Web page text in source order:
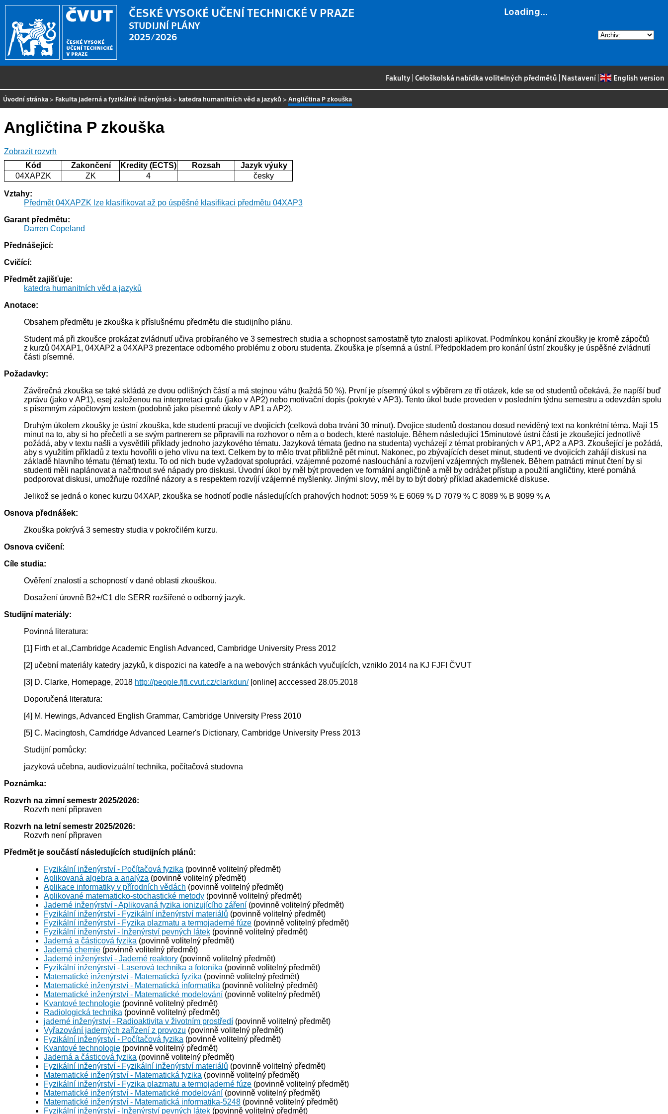
Loading...
ČESKÉ VYSOKÉ UČENÍ TECHNICKÉ V PRAZE
STUDIJNÍ PLÁNY
2025/2026
Fakulty |Celoškolská nabídka volitelných předmětů Nastavení| English version
Úvodní stránka > Fakulta jaderná a fyzikálně inženýrská > katedra humanitních věd a jazyků > Angličtina P zkouška
Angličtina P zkouška
Zobrazit rozvrh
Kód
Zakončení Kredity (ECTS) Rozsah
Jazyk výuky
04XAPZK
ZK 4 česky
Vztahy:
Předmět 04XAPZK lze klasifikovat až po úspěšné klasifikaci předmětu 04XAP3
Garant předmětu:
Darren Copeland
Přednášející:
Cvičící:
Předmět zajišťuje:
katedra humanitních věd a jazyků
Anotace:
Obsahem předmětu je zkouška k příslušnému předmětu dle studijního plánu.
Student má při zkoušce prokázat zvládnutí učiva probíraného ve 3 semestrech studia a schopnost samostatně tyto znalosti aplikovat. Podmínkou konání zkoušky je kromě zápočtů
z kurzů 04XAP1, 04XAP2 a 04XAP3 prezentace odborného problému z oboru studenta. Zkouška je písemná a ústní. Předpokladem pro konání ústní zkoušky je úspěšné zvládnutí
části písemné.
Požadavky:
Závěrečná zkouška se také skládá ze dvou odlišných částí a má stejnou váhu (každá 50 %). První je písemný úkol s výběrem ze tří otázek, kde se od studentů očekává, že napíší buď
zprávu (jako v AP1), esej založenou na interpretaci grafu (jako v AP2) nebo motivační dopis (pokryté v AP3). Tento úkol bude proveden v posledním týdnu semestru a odevzdán spolu
s písemným zápočtovým testem (podobně jako písemné úkoly v AP1 a AP2).
Druhým úkolem zkoušky je ústní zkouška, kde studenti pracují ve dvojicích (celková doba trvání 30 minut). Dvojice studentů dostanou dosud neviděný text na konkrétní téma. Mají 15
minut na to, aby si ho přečetli a se svým partnerem se připravili na rozhovor o něm a o bodech, které nastoluje. Během následující 15minutové ústní části je zkoušející jednotlivě
požádá, aby v textu našli a vysvětlili příklady jednoho jazykového tématu. Jazyková témata (jedno na studenta) vycházejí z témat probíraných v AP1, AP2 a AP3. Zkoušející je požádá,
aby s využitím příkladů z textu hovořili o jeho vlivu na text. Celkem by to mělo trvat přibližně pět minut. Nakonec, po zbývajících deset minut, studenti ve dvojicích zahájí diskusi na
základě hlavního tématu (témat) textu. To od nich bude vyžadovat spolupráci, vzájemné pozorné naslouchání a rozvíjení vzájemných myšlenek. Během patnácti minut čtení by si
studenti měli naplánovat a načrtnout své nápady pro diskusi. Úvodní úkol by měl být proveden ve formální angličtině a měl by odrážet přístup a použití angličtiny, které pomáhá
podporovat diskusi, umožňuje rozdílné názory a s respektem rozvíjí vzájemné myšlenky. Jinými slovy, měl by to být dobrý příklad akademické diskuse.
Jelikož se jedná o konec kurzu 04XAP, zkouška se hodnotí podle následujících prahových hodnot: 5059 % E 6069 % D 7079 % C 8089 % B 9099 % A
Osnova přednášek:
Zkouška pokrývá 3 semestry studia v pokročilém kurzu.
Osnova cvičení:
Cíle studia:
Ověření znalostí a schopností v dané oblasti zkouškou.
Dosažení úrovně B2+/C1 dle SERR rozšířené o odborný jazyk.
Studijní materiály:
Povinná literatura:
[1] Firth et al.,Cambridge Academic English Advanced, Cambridge University Press 2012
[2] učební materiály katedry jazyků, k dispozici na katedře a na webových stránkách vyučujících, vzniklo 2014 na KJ FJFI ČVUT
[3] D. Clarke, Homepage, 2018 http://people.fjfi.cvut.cz/clarkdun/ [online] acccessed 28.05.2018
Doporučená literatura:
[4] M. Hewings, Advanced English Grammar, Cambridge University Press 2010
[5] C. Macingtosh, Camdridge Advanced Learner's Dictionary, Cambridge University Press 2013
Studijní pomůcky:
jazyková učebna, audiovizuální technika, počítačová studovna
Poznámka:
Rozvrh na zimní semestr 2025/2026:
Rozvrh není připraven
Rozvrh na letní semestr 2025/2026:
Rozvrh není připraven
Předmět je součástí následujících studijních plánů:
Fyzikální inženýrství - Počítačová fyzika (povinně volitelný předmět)
Aplikovaná algebra a analýza (povinně volitelný předmět)
Aplikace informatiky v přírodních vědách (povinně volitelný předmět)
Aplikované matematicko-stochastické metody (povinně volitelný předmět)
Jaderné inženýrství - Aplikovaná fyzika ionizujícího záření (povinně volitelný předmět)
Fyzikální inženýrství - Fyzikální inženýrství materiálů (povinně volitelný předmět)
Fyzikální inženýrství - Fyzika plazmatu a termojaderné fúze (povinně volitelný předmět)
Fyzikální inženýrství - Inženýrství pevných látek (povinně volitelný předmět)
Jaderná a částicová fyzika (povinně volitelný předmět)
Jaderná chemie (povinně volitelný předmět)
Jaderné inženýrství - Jaderné reaktory (povinně volitelný předmět)
Fyzikální inženýrství - Laserová technika a fotonika (povinně volitelný předmět)
Matematické inženýrství - Matematická fyzika (povinně volitelný předmět)
Matematické inženýrství - Matematická informatika (povinně volitelný předmět)
Matematické inženýrství - Matematické modelování (povinně volitelný předmět)
Kvantové technologie (povinně volitelný předmět)
Radiologická technika (povinně volitelný předmět)
jaderné inženýrství - Radioaktivita v životním prostředí (povinně volitelný předmět)
Vyřazování jaderných zařízení z provozu (povinně volitelný předmět)
Fyzikální inženýrství - Počítačová fyzika (povinně volitelný předmět)
Kvantové technologie (povinně volitelný předmět)
Jaderná a částicová fyzika (povinně volitelný předmět)
Fyzikální inženýrství - Fyzikální inženýrství materiálů (povinně volitelný předmět)
Matematické inženýrství - Matematická fyzika (povinně volitelný předmět)
Fyzikální inženýrství - Fyzika plazmatu a termojaderné fúze (povinně volitelný předmět)
Matematické inženýrství - Matematické modelování (povinně volitelný předmět)
Matematické inženýrství - Matematická informatika-5248 (povinně volitelný předmět)
Fyzikální inženýrství - Inženýrství pevných látek (povinně volitelný předmět)